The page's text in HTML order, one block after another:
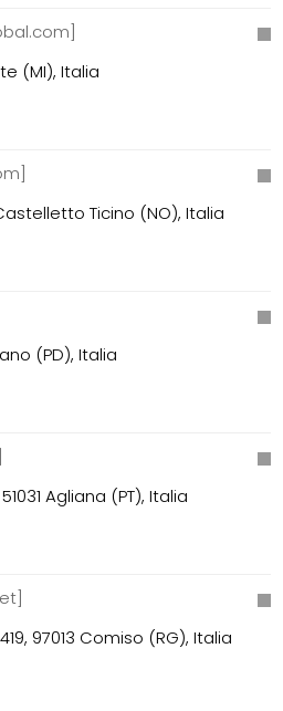
(MI), Italia
Ticino (NO), Italia
(PD), Italia
Agliana (PT), Italia
97013 Comiso (RG), Italia